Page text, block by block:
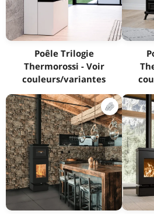
Poêle Trilogie
Thermorossi - Voir
couleurs/variantes